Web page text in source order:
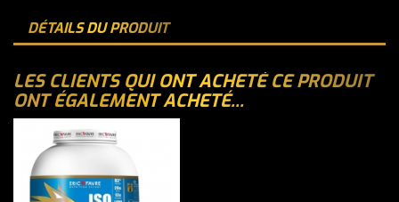
DÉTAILS DU PRODUIT
LES CLIENTS QUI ONT ACHETÉ CE PRODUIT
ONT ÉGALEMENT ACHETÉ...